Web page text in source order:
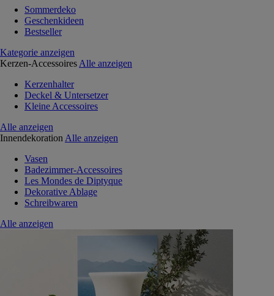
Sommerdeko
Geschenkideen
Bestseller
Kategorie anzeigen
Kerzen-Accessoires Alle anzeigen
Kerzenhalter
Deckel & Untersetzer
Kleine Accessoires
Alle anzeigen
Innendekoration Alle anzeigen
Vasen
Badezimmer-Accessoires
Les Mondes de Diptyque
Dekorative Ablage
Schreibwaren
Alle anzeigen